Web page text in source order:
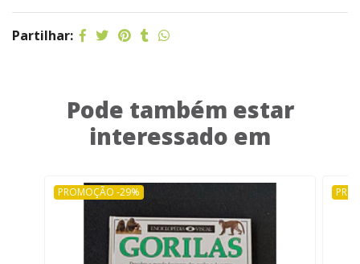
Partilhar:
Pode também estar
interessado em
PROMOÇÃO -29%